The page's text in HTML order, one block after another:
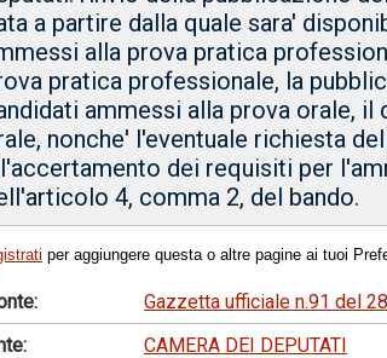
a partire dalla quale sara'
alla prova pratica
pratica professionale, la
ammessi alla prova orale,
nonche' l'eventuale richiesta
dei requisiti per
4, comma 2, del bando.
per aggiungere questa o altre pagine ai tuoi
Gazzetta ufficiale n.91 del
CAMERA DEI DEPUTATI